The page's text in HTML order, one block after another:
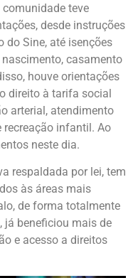
teve
desde instruções
do Sine, até isenções
casamento
houve orientações
direito à tarifa social
arterial, atendimento
infantil. Ao
neste dia.
respaldada por lei, tem
às áreas mais
de forma totalmente
já beneficiou mais de
e acesso a direitos